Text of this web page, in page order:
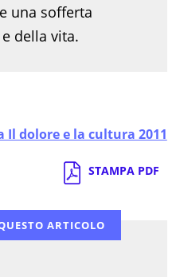
una sofferta
della vita.
Il dolore e la cultura 2011
STAMPA PDF
ARTICOLO